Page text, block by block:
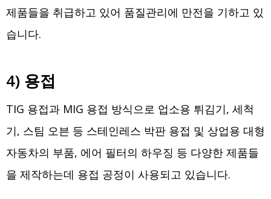
제품들을 취급하고 있어 품질관리에 만전을 기하고 있
습니다.
4) 용접
TIG 용접과 MIG 용접 방식으로 업소용 튀김기, 세척
기, 스팀 오븐 등 스테인레스 박판 용접 및 상업용 대형
자동차의 부품, 에어 필터의 하우징 등 다양한 제품들
을 제작하는데 용접 공정이 사용되고 있습니다.